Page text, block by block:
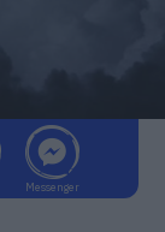
Messenger